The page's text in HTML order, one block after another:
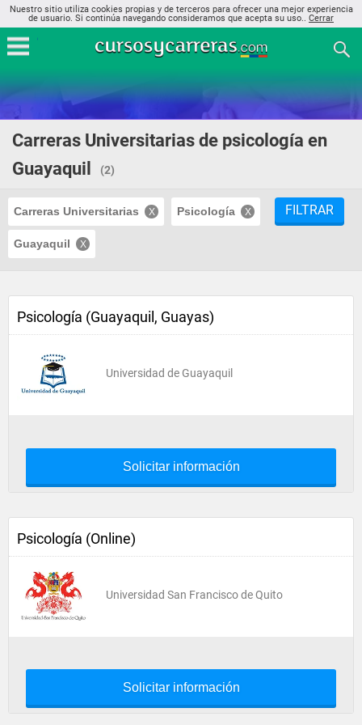
Nuestro sitio utiliza cookies propias y de terceros para ofrecer una mejor experiencia
de usuario. Si continúa navegando consideramos que acepta su uso.. Cerrar
Carreras Universitarias de psicología en
Guayaquil
(2)
Carreras Universitarias Psicología
Guayaquil
FILTRAR
Psicología (Guayaquil, Guayas)
Universidad de Guayaquil
Solicitar información
Psicología (Online)
Universidad San Francisco de Quito
Solicitar información